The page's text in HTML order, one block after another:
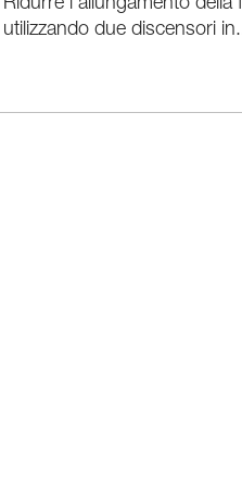
Ridurre l’allungamento della
utilizzando due discensori